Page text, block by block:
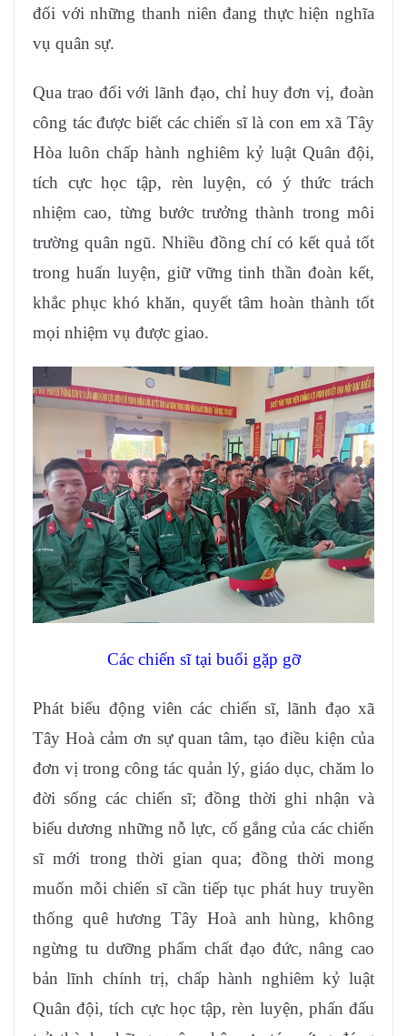
đối với những thanh niên đang thực hiện nghĩa
vụ quân sự.
Qua trao đổi với lãnh đạo, chỉ huy đơn vị, đoàn
công tác được biết các chiến sĩ là con em xã Tây
Hòa luôn chấp hành nghiêm kỷ luật Quân đội,
tích cực học tập, rèn luyện, có ý thức trách
nhiệm cao, từng bước trưởng thành trong môi
trường quân ngũ. Nhiều đồng chí có kết quả tốt
trong huấn luyện, giữ vững tinh thần đoàn kết,
khắc phục khó khăn, quyết tâm hoàn thành tốt
mọi nhiệm vụ được giao.
Các chiến sĩ tại buổi gặp gỡ
Phát biểu động viên các chiến sĩ, lãnh đạo xã
Tây Hoà cảm ơn sự quan tâm, tạo điều kiện của
đơn vị trong công tác quản lý, giáo dục, chăm lo
đời sống các chiến sĩ; đồng thời ghi nhận và
biểu dương những nỗ lực, cố gắng của các chiến
sĩ mới trong thời gian qua; đồng thời mong
muốn mỗi chiến sĩ cần tiếp tục phát huy truyền
thống quê hương Tây Hoà anh hùng, không
ngừng tu dưỡng phẩm chất đạo đức, nâng cao
bản lĩnh chính trị, chấp hành nghiêm kỷ luật
Quân đội, tích cực học tập, rèn luyện, phấn đấu